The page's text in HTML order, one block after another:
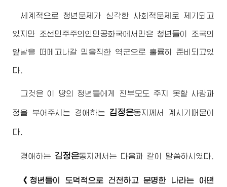
세계적으로 청년문제가 심각한 사회적문제로 제기되고
있지만 조선민주주의인민공화국에서만은 청년들이 조국의
앞날을 떠메고나갈 믿음직한 역군으로 훌륭히 준비되고있
다.
그것은 이 땅의 청년들에게 친부모도 주지 못할 사랑과
정을 부어주시는 경애하는 김정은동지 께서 계시기때문이
다.
경애하는 김정은동지 께서는 다음과 같이 말씀하시였다.
《청년들이 도덕적으로 건전하고 문명한 나라는 어떤